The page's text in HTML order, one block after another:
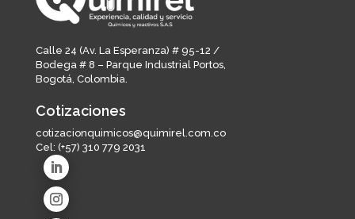
Medios de cultivo
Serotipificación
Deltalab
Genetics
Ambiental
Industria farmaceútica
Calle 24 (Av. La Esperanza) # 95-12 /
Bodega # 8 – Parque Industrial Portos,
Bogotá, Colombia.
Cotizaciones
cotizacionquimicos@quimirel.com.co
Cel: (+57) 310 779 2031